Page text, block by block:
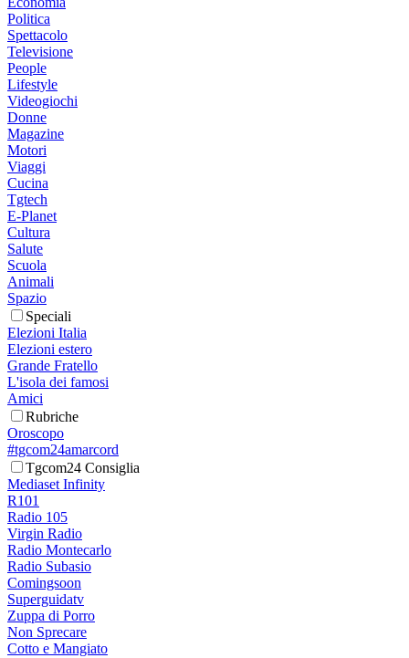
Politica
Spettacolo
Televisione
People
Lifestyle
Videogiochi
Donne
Magazine
Motori
Viaggi
Cucina
Tgtech
E-Planet
Cultura
Salute
Scuola
Animali
Spazio
Speciali
Elezioni Italia
Elezioni estero
Grande Fratello
L'isola dei famosi
Amici
Rubriche
Oroscopo
#tgcom24amarcord
Tgcom24 Consiglia
Mediaset Infinity
R101
Radio 105
Virgin Radio
Radio Montecarlo
Radio Subasio
Comingsoon
Superguidatv
Zuppa di Porro
Non Sprecare
Cotto e Mangiato